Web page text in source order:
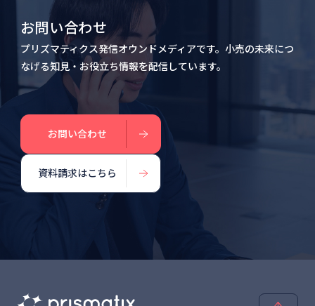
お問い合わせ
プリズマティクス発信オウンドメディアです。小売の未来につ
なげる知見・お役立ち情報を配信しています。
お問い合わせ
資料請求はこちら